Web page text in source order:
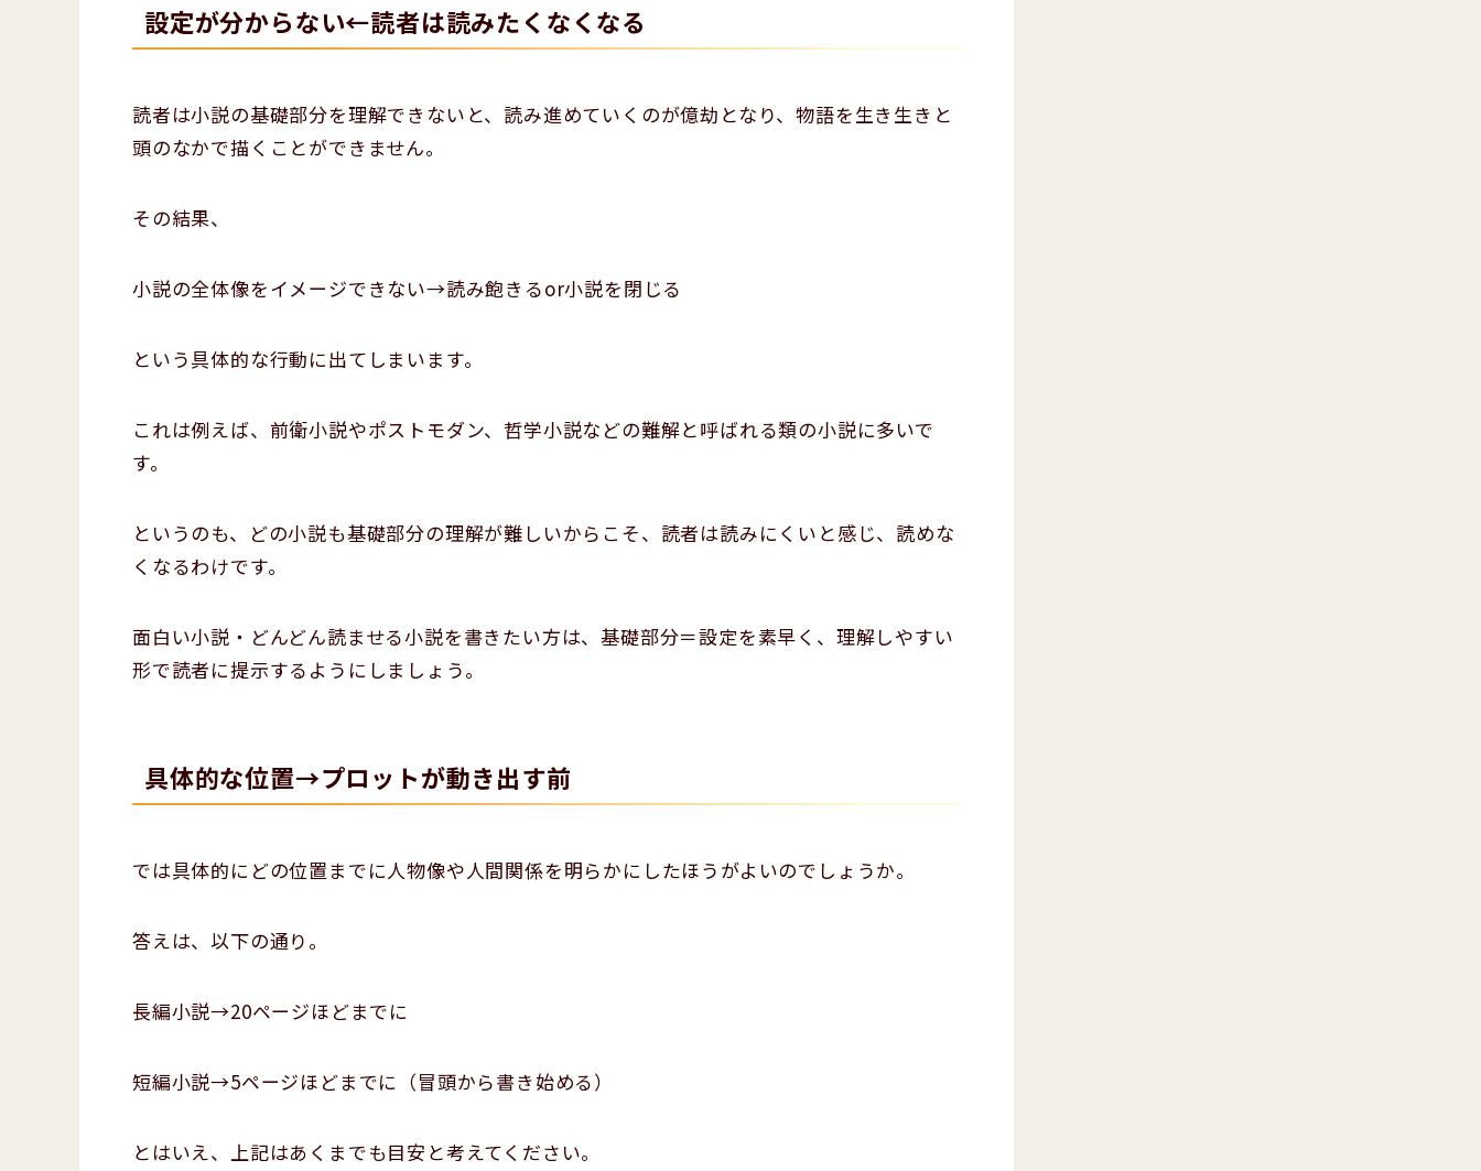
設定が分からない←読者は読みたくなくなる
読者は小説の基礎部分を理解できないと、読み進めていくのが億劫となり、物語を生き生きと
頭のなかで描くことができません。
その結果、
小説の全体像をイメージできない→読み飽きるor小説を閉じる
という具体的な行動に出てしまいます。
これは例えば、前衛小説やポストモダン、哲学小説などの難解と呼ばれる類の小説に多いで
す。
というのも、どの小説も基礎部分の理解が難しいからこそ、読者は読みにくいと感じ、読めな
くなるわけです。
面白い小説・どんどん読ませる小説を書きたい方は、基礎部分＝設定を素早く、理解しやすい
形で読者に提示するようにしましょう。
具体的な位置→プロットが動き出す前
では具体的にどの位置までに人物像や人間関係を明らかにしたほうがよいのでしょうか。
答えは、以下の通り。
長編小説→20ページほどまでに
短編小説→5ページほどまでに（冒頭から書き始める）
とはいえ、上記はあくまでも目安と考えてください。